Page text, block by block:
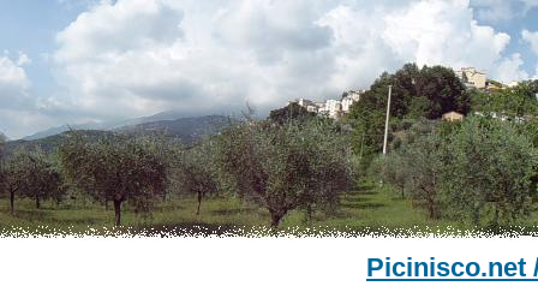
Picinisco.net